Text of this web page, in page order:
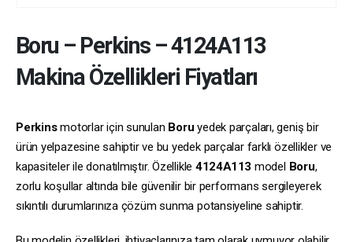
Boru – Perkins–4124A113
Makina Özellikleri Fiyatları
Perkinsmotorlar için sunulan Boru yedek parçaları, geniş bir
ürün yelpazesine sahiptir ve bu yedek parçalar farklı özellikler ve
kapasiteler ile donatılmıştır. Özellikle 4124A113 model Boru,
zorlu koşullar altında bile güvenilir bir performans sergileyerek
sıkıntılı durumlarınıza çözüm sunma potansiyeline sahiptir.